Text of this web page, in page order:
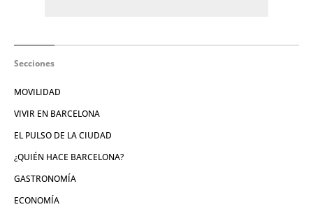
Secciones
MOVILIDAD
VIVIR EN BARCELONA
EL PULSO DE LA CIUDAD
¿QUIÉN HACE BARCELONA?
GASTRONOMÍA
ECONOMÍA